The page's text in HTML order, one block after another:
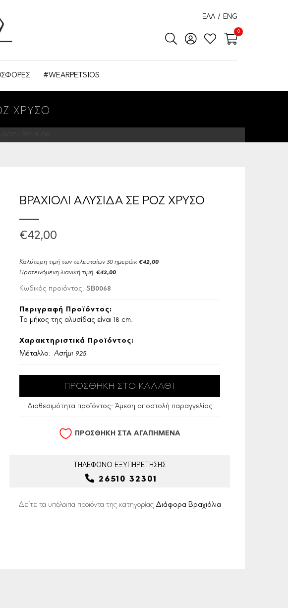
ΕΛΛ / ENG
0
#WEARPETSIOS
ΧΡΥΣΟ
ΒΡΑΧΙΟΛΙΑ
ΒΡΑΧΙΟΛΙ ΑΛΥΣΙΔΑ ΣΕ ΡΟΖ ΧΡΥΣΟ
€42,00
Καλύτερη τιμή των τελευταίων 30 ημερών: €42,00
Προτεινόμενη λιανική τιμή: €42,00
Κωδικός προϊόντος: SB0068
Περιγραφή Προϊόντος:
Το μήκος της αλυσίδας είναι 18 cm.
Χαρακτηριστικά Προϊόντος:
Μέταλλο: Ασήμι 925
Διαθεσιμότητα προϊόντος: Άμεση αποστολή παραγγελίας
ΠΡΟΣΘΗΚΗ ΣΤΑ ΑΓΑΠΗΜΕΝΑ
ΤΗΛΕΦΩΝΟ ΕΞΥΠΗΡΕΤΗΣΗΣ
26510 32301
Δείτε τα υπόλοιπα προϊόντα της κατηγορίας Διάφορα Βραχιόλια